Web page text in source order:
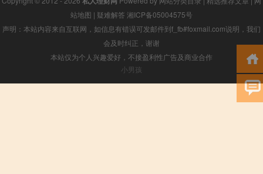
站地图 | 疑难解答 湘ICP备05004575号
声明：本站内容来自互联网，如信息有错误可发邮件到f_fb#foxmail.com说明，我们
会及时纠正，谢谢
本站仅为个人兴趣爱好，不接盈利性广告及商业合作
小男孩